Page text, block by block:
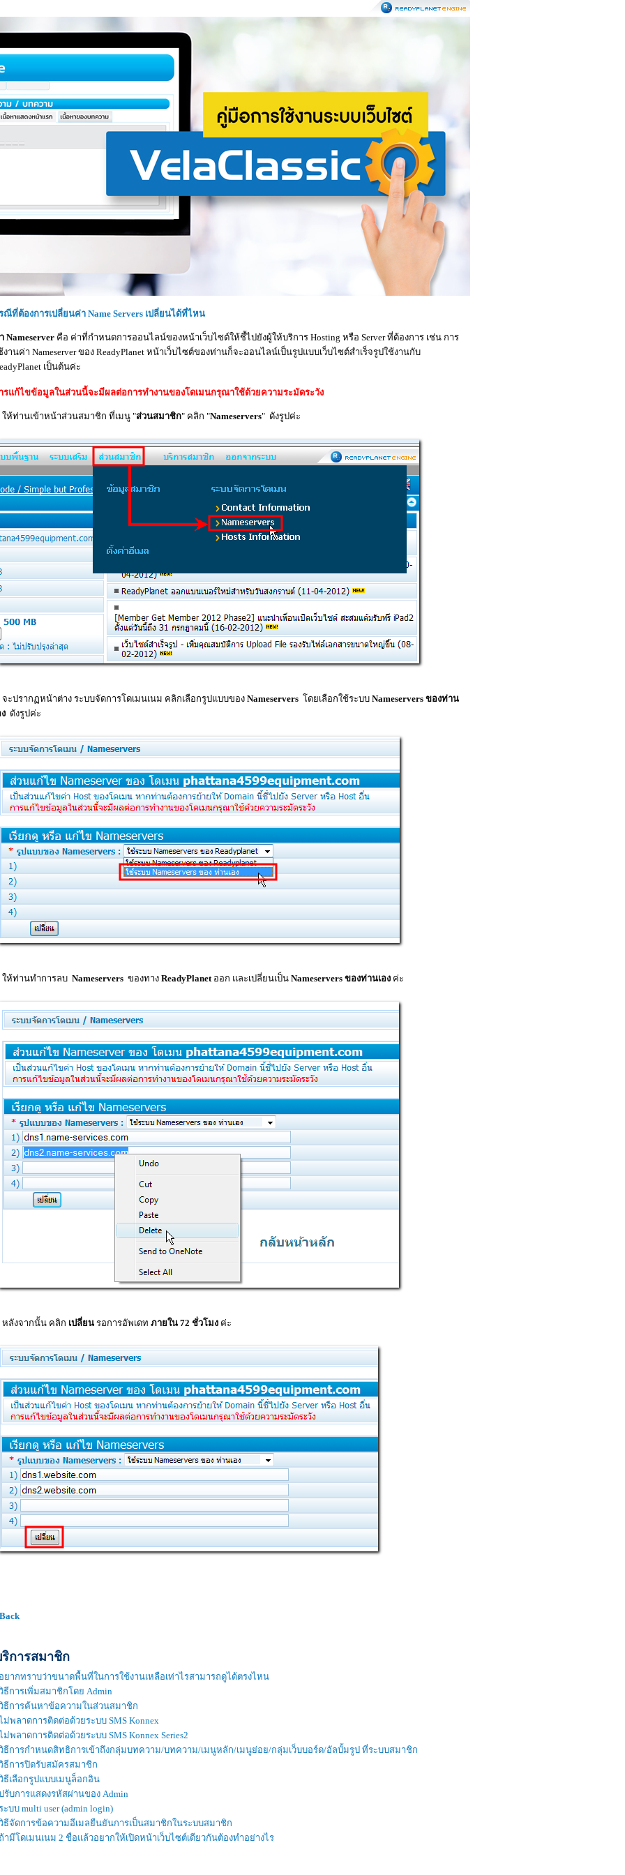
ณีที่ต้องการเปลี่ยนค่า Name Servers เปลี่ยนได้ที่ไหน
Nameserver คือ ค่าที่กำหนดการออนไลน์ของหน้าเว็บไซต์ให้ชี้ไปยังผู้ให้บริการ Hosting หรือ Server ที่ต้องการ เช่น การ
งานค่า Nameserver ของ ReadyPlanet หน้าเว็บไซต์ของท่านก็จะออนไลน์เป็นรูปแบบเว็บไซต์สำเร็จรูปใช้งานกับ
เป็นต้นค่ะ
รแก้ไขข้อมูลในส่วนนี้จะมีผลต่อการทำงานของโดเมนกรุณาใช้ด้วยความระมัดระวัง
ให้ท่านเข้าหน้าส่วนสมาชิก ที่เมนู "ส่วนสมาชิก" คลิก "Nameservers" ดังรูปค่ะ
จะปรากฏหน้าต่าง ระบบจัดการโดเมนเนม คลิกเลือกรูปแบบของ Nameserversโดยเลือกใช้ระบบ Nameservers ของท่าน
ดังรูปค่ะ
ให้ท่านทำการลบ Nameservers ของทาง ReadyPlanet ออก และเปลี่ยนเป็นNameservers ของท่านเอง ค่ะ
หลังจากนั้น คลิก เปลี่ยนรอการอัพเดท ภายใน 72 ชั่วโมงค่ะ
การสมาชิก
ยากทราบว่าขนาดพื้นที่ในการใช้งานเหลือเท่าไรสามารถดูได้ตรงไหน
ธีการเพิ่มสมาชิกโดย Admin
ธีการค้นหาข้อความในส่วนสมาชิก
ม่พลาดการติดต่อด้วยระบบ SMS Konnex
ม่พลาดการติดต่อด้วยระบบ SMS Konnex Series2
ธีการกำหนดสิทธิการเข้าถึงกลุ่มบทความ/บทความ/เมนูหลัก/เมนูย่อย/กลุ่มเว็บบอร์ด/อัลบั้มรูป ที่ระบบสมาชิก
ธีการปิดรับสมัครสมาชิก
ธีเลือกรูปแบบเมนูล็อกอิน
รับการแสดงรหัสผ่านของ Admin
ะบบ multi user (admin login)
ธีจัดการข้อความอีเมลยืนยันการเป็นสมาชิกในระบบสมาชิก
ามีโดเมนเนม 2 ชื่อแล้วอยากให้เปิดหน้าเว็บไซต์เดียวกันต้องทำอย่างไร